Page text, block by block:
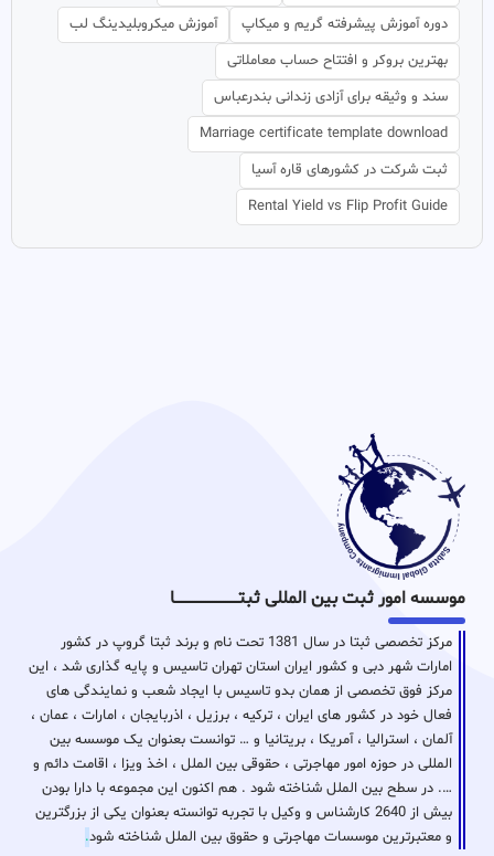
دوره آموزش پیشرفته گریم و میکاپ
آموزش میکروبلیدینگ لب
بهترین بروکر و افتتاح حساب معاملاتی
سند و وثیقه برای آزادی زندانی بندرعباس
Marriage certificate template download
ثبت شرکت در کشورهای قاره آسیا
Rental Yield vs Flip Profit Guide
موسسه امور ثبت بین المللی ثبتـــــــــــــــــــــــــــــا
مرکز تخصصی ثبتا در سال 1381 تحت نام و برند ثبتا گروپ در کشور
امارات شهر دبی و کشور ایران استان تهران تاسیس و پایه گذاری شد ، این
مرکز فوق تخصصی از همان بدو تاسیس با ایجاد شعب و نمایندگی های
فعال خود در کشور های ایران ، ترکیه ، برزیل ، اذربایجان ، امارات ، عمان ،
آلمان ، استرالیا ، آمریکا ، بریتانیا و … توانست بعنوان یک موسسه بین
المللی در حوزه امور مهاجرتی ، حقوقی بین الملل ، اخذ ویزا ، اقامت دائم و
…. در سطح بین الملل شناخته شود . هم اکنون این مجموعه با دارا بودن
بیش از 2640 کارشناس و وکیل با تجربه توانسته بعنوان یکی از بزرگترین
و معتبرترین موسسات مهاجرتی و حقوق بین الملل شناخته شود.